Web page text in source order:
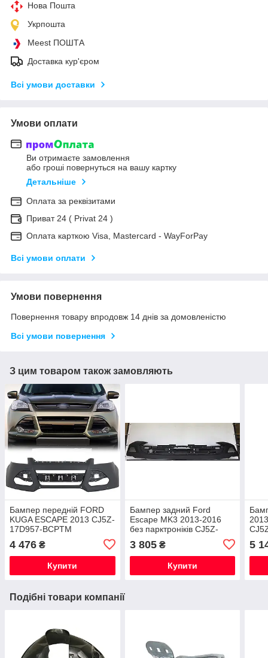
Нова Пошта
Укрпошта
Meest ПОШТА
Доставка кур'єром
Всі умови доставки
Умови оплати
Ви отримаєте замовлення
або гроші повернуться на вашу картку
Детальніше
Оплата за реквізитами
Приват 24 ( Privat 24 )
Оплата карткою Visa, Mastercard - WayForPay
Всі умови оплати
Умови повернення
Повернення товару впродовж 14 днів за домовленістю
Всі умови повернення
З цим товаром також замовляють
Бампер передній FORD
KUGA ESCAPE 2013 CJ5Z-
17D957-BCPTM
4 476 ₴
Купити
Бампер задний Ford
Escape MK3 2013-2016
без парктроніків CJ5Z-
3 805₴
Купити
5
Подібні товари компанії